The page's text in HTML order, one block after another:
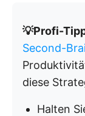
💡Profi-
Second-
diese
Halten